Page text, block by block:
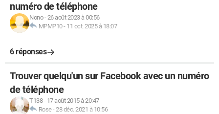
numéro de téléphone
Nono-26 août 2023 à 00:56
MPMP10- 11 oct. 2025 à 18:07
6 réponses
Trouver quelqu'un sur Facebook avec un numéro
de téléphone
T138- 17 août 2015 à 20:47
Rose-28 déc. 2021 à 10:56